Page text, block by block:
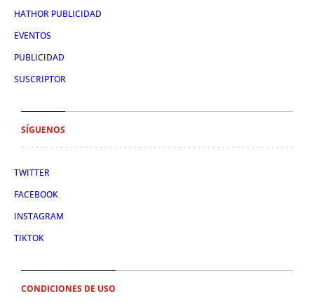
HATHOR PUBLICIDAD
EVENTOS
PUBLICIDAD
SUSCRIPTOR
SÍGUENOS
TWITTER
FACEBOOK
INSTAGRAM
TIKTOK
CONDICIONES DE USO